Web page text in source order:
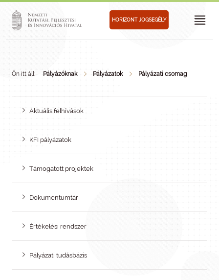
HORIZONT JOGSEGÉLY
Ön itt áll: Pályázóknak Pályázatok Pályázati csomag
Aktuális felhívások
KFI pályázatok
Támogatott projektek
Dokumentumtár
Értékelési rendszer
Pályázati tudásbázis